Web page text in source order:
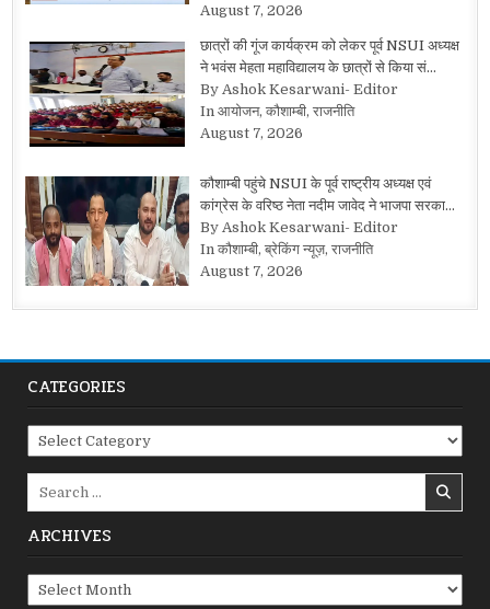
August 7, 2026
छात्रों की गूंज कार्यक्रम को लेकर पूर्व NSUI अध्यक्ष
ने भवंस मेहता महाविद्यालय के छात्रों से किया सं…
By Ashok Kesarwani- Editor
In आयोजन, कौशाम्बी, राजनीति
August 7, 2026
कौशाम्बी पहुंचे NSUI के पूर्व राष्ट्रीय अध्यक्ष एवं
कांग्रेस के वरिष्ठ नेता नदीम जावेद ने भाजपा सरका…
By Ashok Kesarwani- Editor
In कौशाम्बी, ब्रेकिंग न्यूज़, राजनीति
August 7, 2026
CATEGORIES
Categories
ARCHIVES
Archives